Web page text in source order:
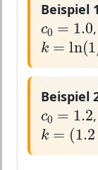
Beispiel
c0 =
c0=1.0
k = ln(
k=ln(1
Beispiel
c0 =
c0=1.2
k = (
k=(1.2